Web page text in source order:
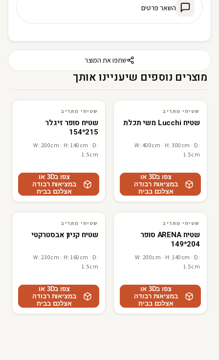
השאר פרטים
שתפו את המוצר
מוצרים נוספים שיעניינו אותך
3D · AR
שטיחי מתריב
שטיחי מתריב
שטיח Lucchi משי תכלת
W: 400cm · H: 300cm · D:
1.5cm
צפו ב3D או
במציאות רבודה
אצלכם בבית
3D · AR
שטיחי מתריב
שטיחי מתריב
שטיח סופר זיגלר
215*154
W: 200cm · H: 140cm · D:
1.5cm
צפו ב3D או
במציאות רבודה
אצלכם בבית
3D · AR
שטיחי מתריב
שטיחי מתריב
שטיח ARENA סופר
204*149
W: 200cm · H: 140cm · D:
1.5cm
צפו ב3D או
במציאות רבודה
אצלכם בבית
3D · AR
שטיחי מתריב
שטיחי מתריב
שטיח קניון אבסטרקטי
W: 230cm · H: 160cm · D:
1.5cm
צפו ב3D או
במציאות רבודה
אצלכם בבית